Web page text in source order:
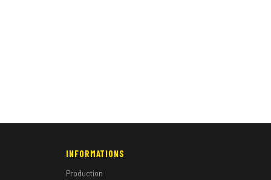
INFORMATIONS
Production